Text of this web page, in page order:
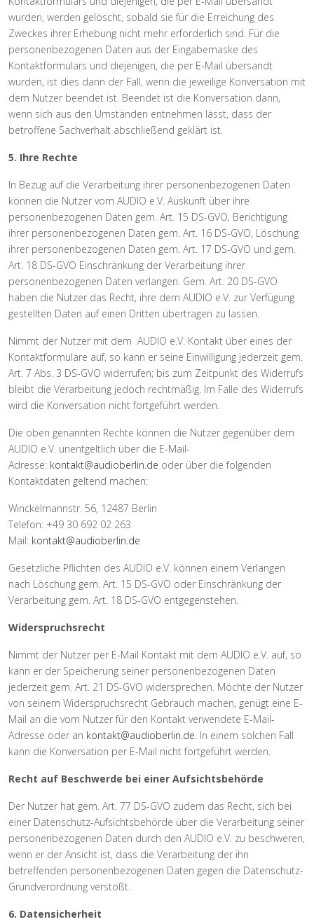
wurden, werden gelöscht, sobald sie für die Erreichung des
Zweckes ihrer Erhebung nicht mehr erforderlich sind. Für die
personenbezogenen Daten aus der Eingabemaske des
Kontaktformulars und diejenigen, die per E-Mail übersandt
wurden, ist dies dann der Fall, wenn die jeweilige Konversation mit
dem Nutzer beendet ist. Beendet ist die Konversation dann,
wenn sich aus den Umständen entnehmen lässt, dass der
betroffene Sachverhalt abschließend geklärt ist.
5. Ihre Rechte
In Bezug auf die Verarbeitung ihrer personenbezogenen Daten
können die Nutzer vom AUDIO e.V. Auskunft über ihre
personenbezogenen Daten gem. Art. 15 DS-GVO, Berichtigung
ihrer personenbezogenen Daten gem. Art. 16 DS-GVO, Löschung
ihrer personenbezogenen Daten gem. Art. 17 DS-GVO und gem.
Art. 18 DS-GVO Einschränkung der Verarbeitung ihrer
personenbezogenen Daten verlangen. Gem. Art. 20 DS-GVO
haben die Nutzer das Recht, ihre dem AUDIO e.V. zur Verfügung
gestellten Daten auf einen Dritten übertragen zu lassen.
Nimmt der Nutzer mit dem AUDIO e.V. Kontakt über eines der
Kontaktformulare auf, so kann er seine Einwilligung jederzeit gem.
Art. 7 Abs. 3 DS-GVO widerrufen; bis zum Zeitpunkt des Widerrufs
bleibt die Verarbeitung jedoch rechtmäßig. Im Falle des Widerrufs
wird die Konversation nicht fortgeführt werden.
Die oben genannten Rechte können die Nutzer gegenüber dem
AUDIO e.V. unentgeltlich über die E-Mail-
Adresse: kontakt@audioberlin.de oder über die folgenden
Kontaktdaten geltend machen:
Winckelmannstr. 56, 12487 Berlin
Telefon: +49 30 692 02 263
Mail: kontakt@audioberlin.de
Gesetzliche Pflichten des AUDIO e.V. können einem Verlangen
nach Löschung gem. Art. 15 DS-GVO oder Einschränkung der
Verarbeitung gem. Art. 18 DS-GVO entgegenstehen.
Widerspruchsrecht
Nimmt der Nutzer per E-Mail Kontakt mit dem AUDIO e.V. auf, so
kann er der Speicherung seiner personenbezogenen Daten
jederzeit gem. Art. 21 DS-GVO widersprechen. Möchte der Nutzer
von seinem Widerspruchsrecht Gebrauch machen, genügt eine E-
Mail an die vom Nutzer für den Kontakt verwendete E-Mail-
Adresse oder an kontakt@audioberlin.de. In einem solchen Fall
kann die Konversation per E-Mail nicht fortgeführt werden.
Recht auf Beschwerde bei einer Aufsichtsbehörde
Der Nutzer hat gem. Art. 77 DS-GVO zudem das Recht, sich bei
einer Datenschutz-Aufsichtsbehörde über die Verarbeitung seiner
personenbezogenen Daten durch den AUDIO e.V. zu beschweren,
wenn er der Ansicht ist, dass die Verarbeitung der ihn
betreffenden personenbezogenen Daten gegen die Datenschutz-
Grundverordnung verstößt.
6. Datensicherheit